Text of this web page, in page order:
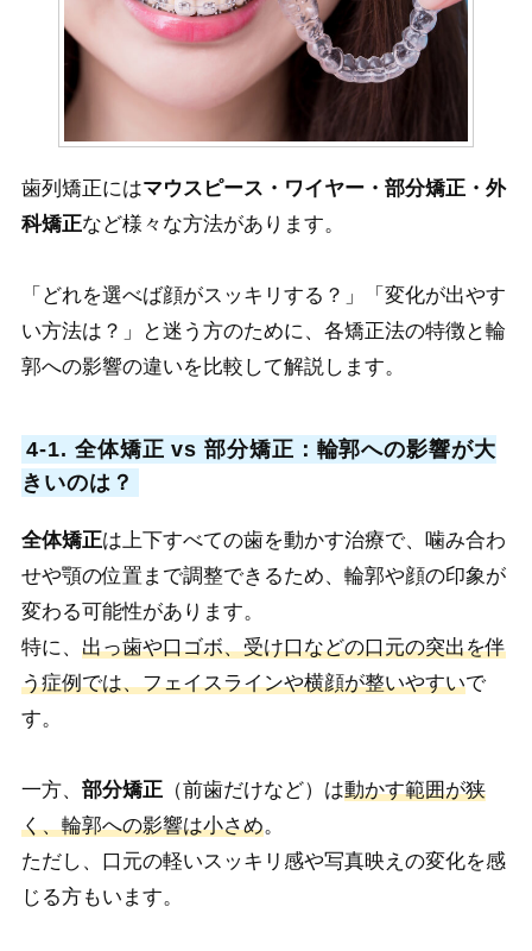
歯列矯正にはマウスピース・ワイヤー・部分矯正・外
科矯正など様々な方法があります。
「どれを選べば顔がスッキリする？」「変化が出やす
い方法は？」と迷う方のために、各矯正法の特徴と輪
郭への影響の違いを比較して解説します。
4-1. 全体矯正 vs 部分矯正：輪郭への影響が大
きいのは？
全体矯正は上下すべての歯を動かす治療で、噛み合わ
せや顎の位置まで調整できるため、輪郭や顔の印象が
変わる可能性があります。
特に、 出っ歯や口ゴボ、受け口などの口元の突出を伴
う症例では、フェイスラインや横顔が整いやすいで
す。
一方、 部分矯正（前歯だけなど）は動かす範囲が狭
く、輪郭への影響は小さめ。
ただし、口元の軽いスッキリ感や写真映えの変化を感
じる方もいます。